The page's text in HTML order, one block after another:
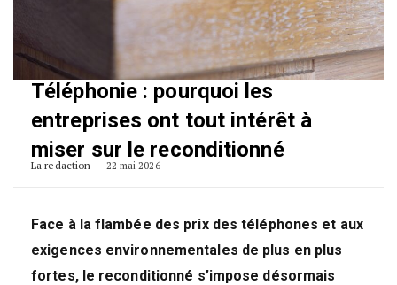
Téléphonie : pourquoi les
entreprises ont tout intérêt à
miser sur le reconditionné
La redaction 22 mai 2026
Face à la flambée des prix des téléphones et aux
exigences environnementales de plus en plus
fortes, le reconditionné s’impose désormais